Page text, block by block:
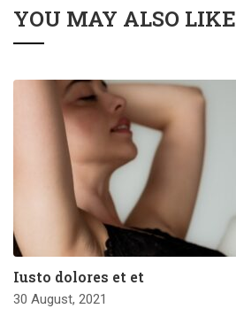
YOU MAY ALSO LIKE
Iusto dolores et et
30 August, 2021